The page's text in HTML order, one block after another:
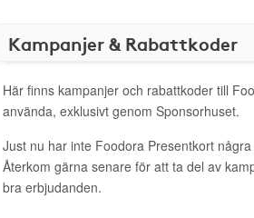
Kampanjer & Rabattkoder
Här finns kampanjer och rabattkoder till
använda, exklusivt genom Sponsorhuset.
Just nu har inte Foodora Presentkort
Återkom gärna senare för att ta del av
bra erbjudanden.